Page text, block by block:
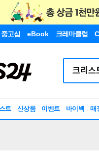
중고샵 eBook 크레마클럽
트 신상품 이벤트 바이백 매